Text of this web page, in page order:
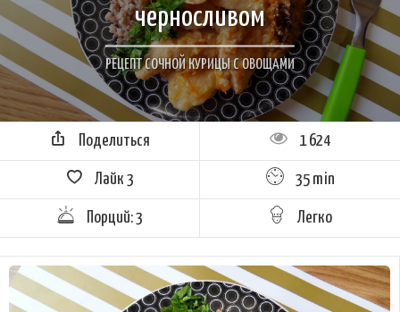
черносливом
РЕЦЕПТ СОЧНОЙ КУРИЦЫ С ОВОЩАМИ
Поделиться 1 624
Лайк 3 35 min
Порций: 3 Легко